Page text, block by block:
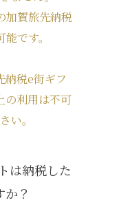
加賀旅先納税
です。
納税e街ギフ
の利用は不可
い。
は納税した
？